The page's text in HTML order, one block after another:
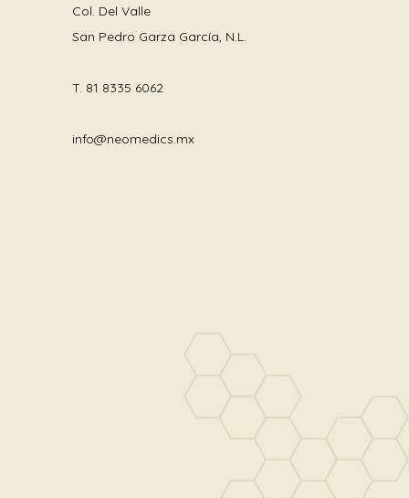
Col. Del Valle
San Pedro Garza García, N.L.
T. 81 8335 6062
info@neomedics.mx